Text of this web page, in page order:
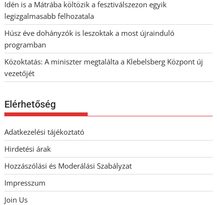
Idén is a Mátrába költözik a fesztiválszezon egyik
legizgalmasabb felhozatala
Húsz éve dohányzók is leszoktak a most újrainduló
programban
Közoktatás: A miniszter megtalálta a Klebelsberg Központ új
vezetőjét
Elérhetőség
Adatkezelési tájékoztató
Hirdetési árak
Hozzászólási és Moderálási Szabályzat
Impresszum
Join Us